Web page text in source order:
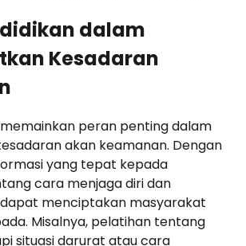
dalam
Kesadaran
memainkan peran penting dalam
akan keamanan. Dengan
yang tepat kepada
cara menjaga diri dan
menciptakan masyarakat
Misalnya, pelatihan tentang
situasi darurat atau cara